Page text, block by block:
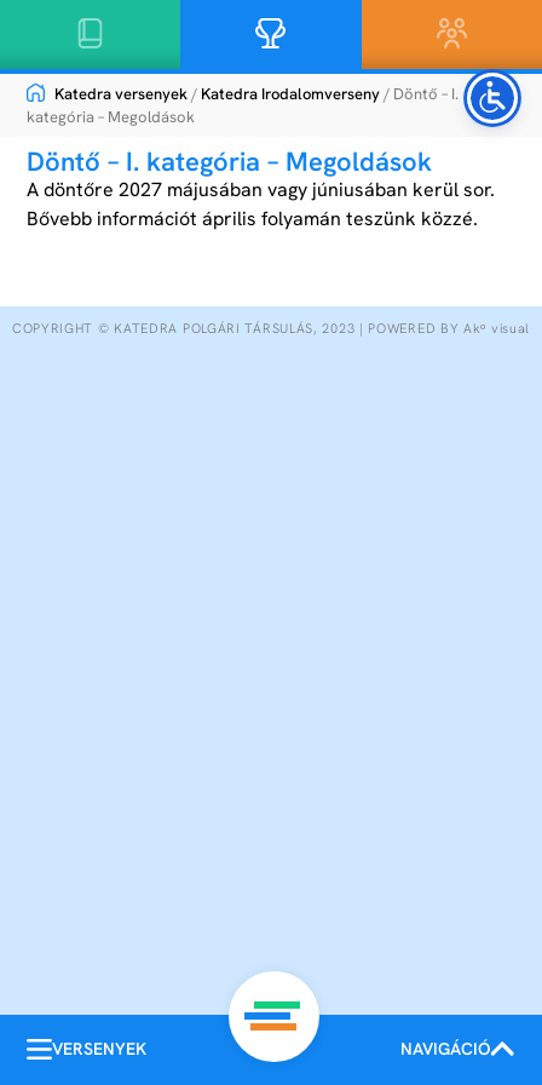
VERSENYEK NAVIGÁCIÓ
Katedra versenyek/ Katedra Irodalomverseny/ Döntő – I.
kategória – Megoldások
Döntő – I. kategória – Megoldások
A döntőre 2027 májusában vagy júniusában kerül sor.
Bővebb információt április folyamán teszünk közzé.
COPYRIGHT © KATEDRA POLGÁRI TÁRSULÁS, 2023 | POWERED BY Akᵒ visual